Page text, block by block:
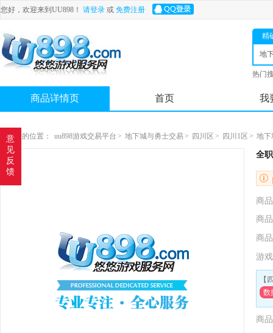
您好，欢迎来到UU898！ 请登录 或 免费注册
精
地
士
热门
商品详情页 首页 我
您现在的位置： uu898游戏交易平台 > 地下城与勇士交易 > 四川区 > 四川1区 > 地下
全
商
商
商
游
【
数
商
意
见
反
馈